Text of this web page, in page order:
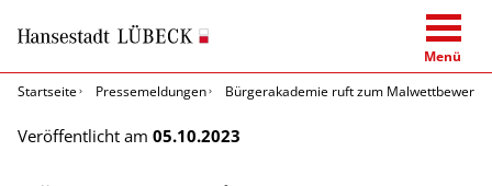
Menü
Startseite
Pressemeldungen Bürgerakademie ruft zum Malwettbewerb
Veröffentlicht am 05.10.2023